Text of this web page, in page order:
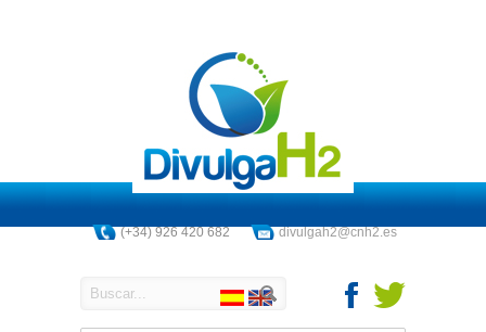
(+34) 926 420 682 divulgah2@cnh2.es